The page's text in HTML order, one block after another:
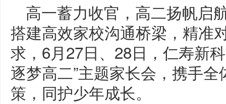
高一蓄力收官，高二扬帆启
搭建高效家校沟通桥梁，精准
求，6月27日、28日，仁寿新
逐梦高二”主题家长会，携手
策，同护少年成长。